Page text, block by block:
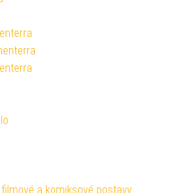
filmové a komiksové postavy